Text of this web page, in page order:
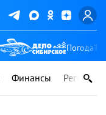
Погода
Финансы Регионы